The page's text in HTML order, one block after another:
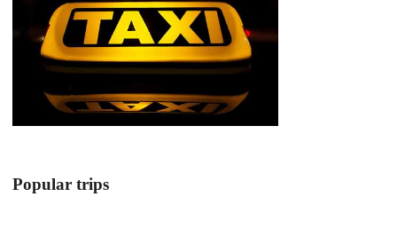
Popular trips